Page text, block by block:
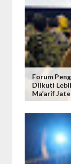
Forum
Diikuti
Ma’arif